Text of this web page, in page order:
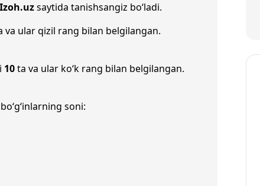
Izoh.uzsaytida tanishsangiz bo‘ladi.
va ular qizil rang bilan belgilangan.
10ta va ular ko‘k rang bilan belgilangan.
soni: